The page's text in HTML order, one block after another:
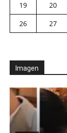
19
20
26
27
Imagen